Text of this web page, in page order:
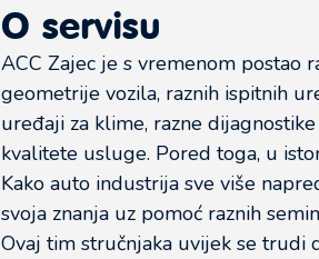
O servisu
ACC Zajec je s vremenom postao
geometrije vozila, raznih ispitnih
uređaji za klime, razne
kvalitete usluge. Pored toga, u
Kako auto industrija sve više
svoja znanja uz pomoć raznih
Ovaj tim stručnjaka uvijek se trudi